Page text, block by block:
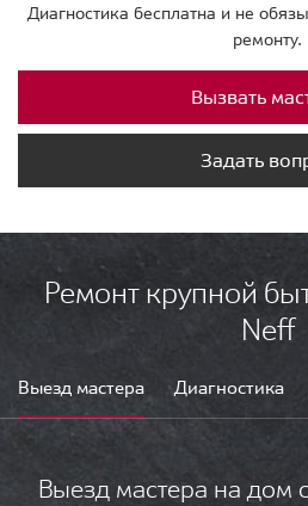
Диагностика бесплатна и не
ремонту.
Вызвать
Задать
Ремонт крупной
Neff
Выезд мастера Диагностика
Выезд мастера на дом